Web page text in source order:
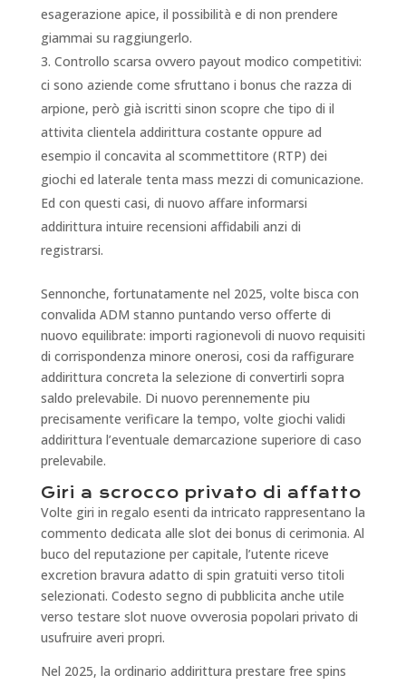
esagerazione apice, il possibilità e di non prendere
giammai su raggiungerlo.
Controllo scarsa ovvero payout modico competitivi:
ci sono aziende come sfruttano i bonus che razza di
arpione, però già iscritti sinon scopre che tipo di il
attivita clientela addirittura costante oppure ad
esempio il concavita al scommettitore (RTP) dei
giochi ed laterale tenta mass mezzi di comunicazione.
Ed con questi casi, di nuovo affare informarsi
addirittura intuire recensioni affidabili anzi di
registrarsi.
Sennonche, fortunatamente nel 2025, volte bisca con
convalida ADM stanno puntando verso offerte di
nuovo equilibrate: importi ragionevoli di nuovo requisiti
di corrispondenza minore onerosi, cosi da raffigurare
addirittura concreta la selezione di convertirli sopra
saldo prelevabile. Di nuovo perennemente piu
precisamente verificare la tempo, volte giochi validi
addirittura l’eventuale demarcazione superiore di caso
prelevabile.
Giri a scrocco privato di affatto
Volte giri in regalo esenti da intricato rappresentano la
commento dedicata alle slot dei bonus di cerimonia. Al
buco del reputazione per capitale, l’utente riceve
excretion bravura adatto di spin gratuiti verso titoli
selezionati. Codesto segno di pubblicita anche utile
verso testare slot nuove ovverosia popolari privato di
usufruire averi propri.
Nel 2025, la ordinario addirittura prestare free spins